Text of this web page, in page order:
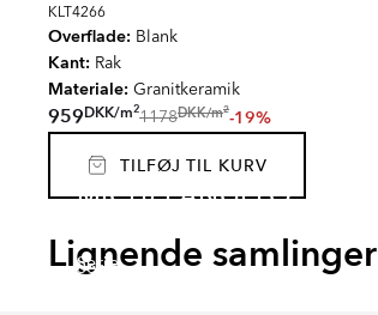
KLT4266
Overflade: Blank
Kant: Rak
Materiale: Granitkeramik
959DKK/m21178DKK/m2-19%
TILFØJ TIL KURV
Lignende samlinger
Serie
MICHELANGELO
CARRARA
Serie